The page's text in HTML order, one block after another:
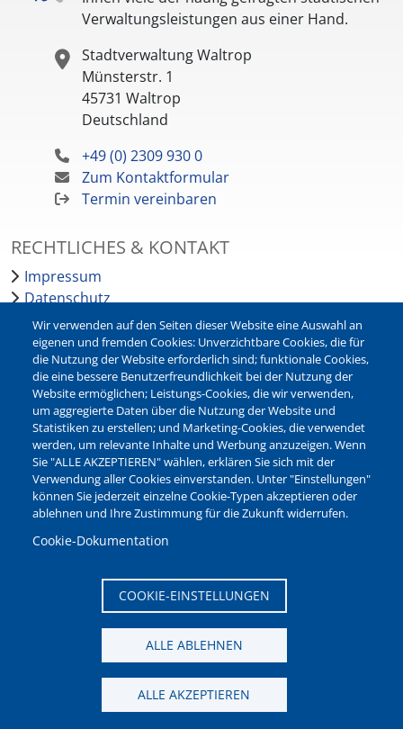
Verwaltungsleistungen aus einer Hand.
Stadtverwaltung Waltrop
Münsterstr. 1
45731 Waltrop
Deutschland
+49 (0) 2309 930 0
Zum Kontaktformular
Termin vereinbaren
RECHTLICHES & KONTAKT
Impressum
Datenschutz
Barrierefreiheit
Leichte Sprache
Bankverbindungen
Pressestelle
Kontakt
NEWSLETTER
Jetzt die verschiedenen Newsletter der Stadt Waltrop
abonnieren:
Newsletter verwalten
Wir verwenden auf den Seiten dieser Website eine Auswahl an
eigenen und fremden Cookies: Unverzichtbare Cookies, die für
die Nutzung der Website erforderlich sind; funktionale Cookies,
die eine bessere Benutzerfreundlichkeit bei der Nutzung der
Website ermöglichen; Leistungs-Cookies, die wir verwenden,
um aggregierte Daten über die Nutzung der Website und
Statistiken zu erstellen; und Marketing-Cookies, die verwendet
werden, um relevante Inhalte und Werbung anzuzeigen. Wenn
Sie "ALLE AKZEPTIEREN" wählen, erklären Sie sich mit der
Verwendung aller Cookies einverstanden. Unter "Einstellungen"
können Sie jederzeit einzelne Cookie-Typen akzeptieren oder
ablehnen und Ihre Zustimmung für die Zukunft widerrufen.
Cookie-Dokumentation
COOKIE-EINSTELLUNGEN
ALLE ABLEHNEN
ALLE AKZEPTIEREN